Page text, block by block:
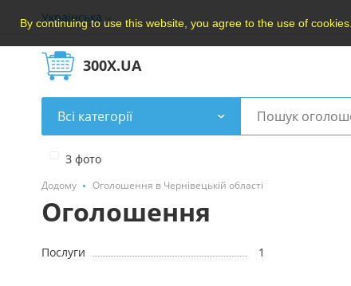
By continuing to use this website, you agree to the use of cookies.
Українська
300X.UA
Всі категорії
З фото
Додому Оголошення в Чернівецькій області
Оголошення
Послуги 1